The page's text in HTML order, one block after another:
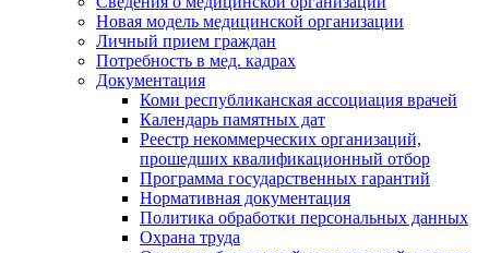
Новая модель медицинской организации
Личный прием граждан
Потребность в мед. кадрах
Документация
Коми республиканская ассоциация врачей
Календарь памятных дат
Реестр некоммерческих организаций,
прошедших квалификационный отбор
Программа государственных гарантий
Нормативная документация
Политика обработки персональных данных
Охрана труда